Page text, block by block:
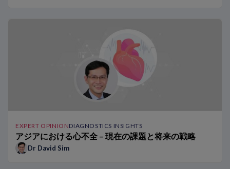
ESCおよびAHAの心不全ガイドラインにおけるナトリウム利
NT-proBNPが生み出す違い：Dr Richardsによる受け持ち患者
hs-TnTが生み出す違い – Dr Twerenboldによる事例報告
従来のトロポニンアッセイから高感度トロポニンアッセイへ
EXPERT OPINIONDIAGNOSTICS INSIGHTS
アジアにおける心不全 – 現在の課題と将来の戦略
Dr David Sim